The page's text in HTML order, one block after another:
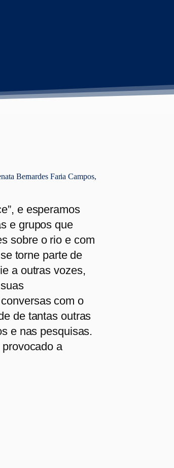
Bernardes Faria Campos,
e esperamos
e grupos que
sobre o rio e com
torne parte de
a outras vozes,
com o
de tantas outras
e nas pesquisas.
a